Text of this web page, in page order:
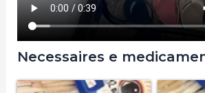
Necessaires e